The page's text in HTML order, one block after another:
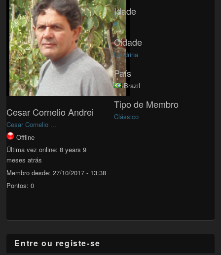
Cesar Cornelio Andrei
Cesar Cornelio ...
Offline
Última vez online: 8 years 9
meses atrás
Membro desde: 27/10/2017 - 13:38
Pontos: 0
Idade
61
Cidade
Londrina
País
Brazil
Tipo de Membro
Clássico
Entre ou registe-se